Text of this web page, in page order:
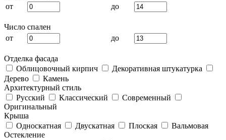
от
до
Число спален
от
до
Отделка фасада
Облицовочный кирпич
Декоративная штукатурка
Дерево
Камень
Архитектурный стиль
Русский
Классический
Современный
Оригинальный
Крыша
Односкатная
Двускатная Плоская
Вальмовая
Остекление